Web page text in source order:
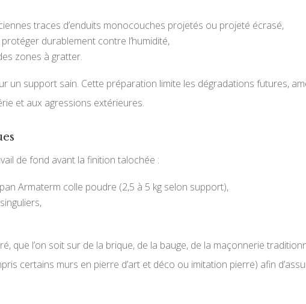
traces d’enduits monocouches projetés ou projeté écrasé,
durablement contre l’humidité,
zones à gratter.
support sain. Cette préparation limite les dégradations futures,
et aux agressions extérieures.
de fond avant la finition talochée :
Armaterm colle poudre (2,5 à 5 kg selon support),
que l’on soit sur de la brique, de la bauge, de la maçonnerie
certains murs en pierre d’art et déco ou imitation pierre) afin